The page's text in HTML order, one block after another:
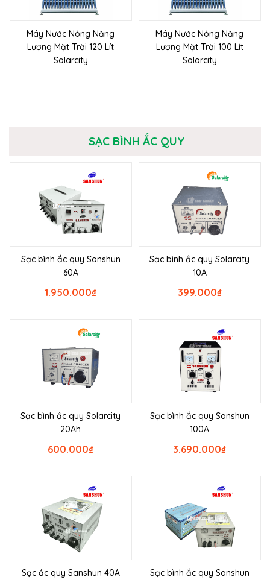
Máy Nước Nóng Năng
Lượng Mặt Trời 120 Lít
Solarcity
Máy Nước Nóng Năng
Lượng Mặt Trời 100 Lít
Solarcity
SẠC BÌNH ẮC QUY
Sạc bình ắc quy Sanshun
60A
₫
1.950.000
Sạc bình ắc quy Solarcity
10A
₫
399.000
Sạc bình ắc quy Solarcity
20Ah
₫
600.000
Sạc bình ắc quy Sanshun
100A
₫
3.690.000
Sạc ắc quy Sanshun 40A
Sạc bình ắc quy Sanshun